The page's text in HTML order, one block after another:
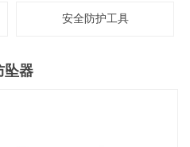
安全防护工具
坠器